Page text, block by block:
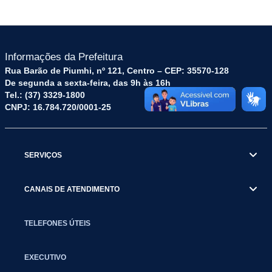
Informações da Prefeitura
Rua Barão de Piumhi, nº 121, Centro – CEP: 35570-128
De segunda a sexta-feira, das 9h às 16h
Tel.: (37) 3329-1800
CNPJ: 16.784.720/0001-25
SERVIÇOS
CANAIS DE ATENDIMENTO
TELEFONES ÚTEIS
EXECUTIVO